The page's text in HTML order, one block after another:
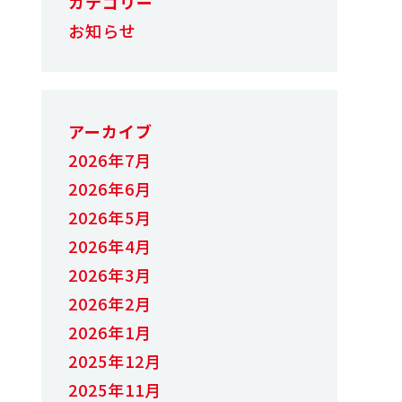
お知らせ
アーカイブ
2026年7月
2026年6月
2026年5月
2026年4月
2026年3月
2026年2月
2026年1月
2025年12月
2025年11月